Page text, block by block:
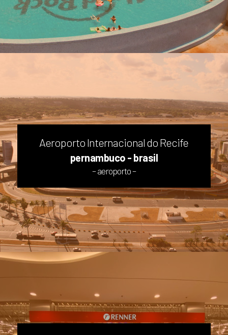
Aeroporto Internacional do Recife
pernambuco - brasil
– aeroporto –